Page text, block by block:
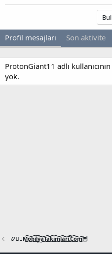
Bul
Profil mesajları Son aktivite
ProtonGiant11 adlı
yok.
📿🧙‍♂️M͜͡o͜͡b͜͡i͜͡l͜͡y͜͡a͜͡T͜͡a͜͡k͜͡i͜͡m͜͡l͜͡a͜͡r͜͡i͜͡.͜͡C͜͡o͜͡m͜͡🦉